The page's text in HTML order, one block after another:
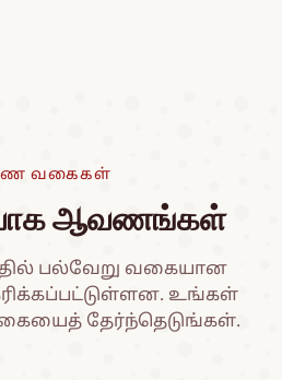
வகைகள்
ஆவணங்கள்
பல்வேறு வகையான
உங்கள்
தேர்ந்தெடுங்கள்.